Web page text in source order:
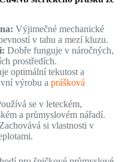
Výjimečné mechanické
v tahu a mezí kluzu.
Dobře funguje v náročných,
prostředích.
optimální tekutost a
výrobu a prášková
se v leteckém,
a průmyslovém nářadí.
si vlastnosti v